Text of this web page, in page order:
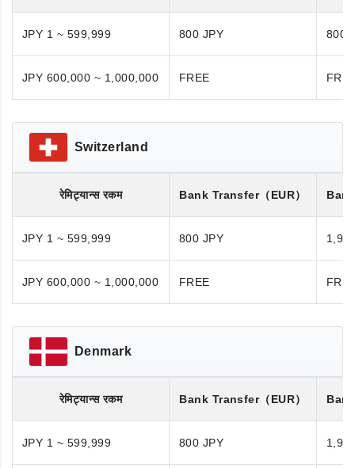
JPY 1 ~ 599,999 800 JPY 800
JPY 600,000 ~ 1,000,000 FREE
Switzerland
रेमिट्यान्स रकम Bank Transfer（EUR）
JPY 1 ~ 599,999 800 JPY
JPY 600,000 ~ 1,000,000 FREE
Denmark
रेमिट्यान्स रकम Bank Transfer（EUR）
JPY 1 ~ 599,999 800 JPY